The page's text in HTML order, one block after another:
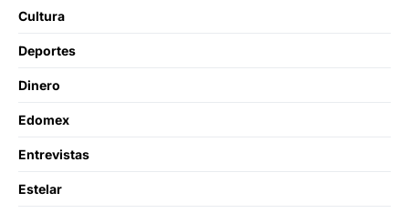
Cultura
Deportes
Dinero
Edomex
Entrevistas
Estelar